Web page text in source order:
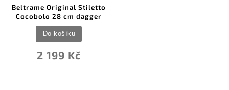
Beltrame Original Stiletto
Cocobolo 28 cm dagger
2 199 Kč
Do košíku